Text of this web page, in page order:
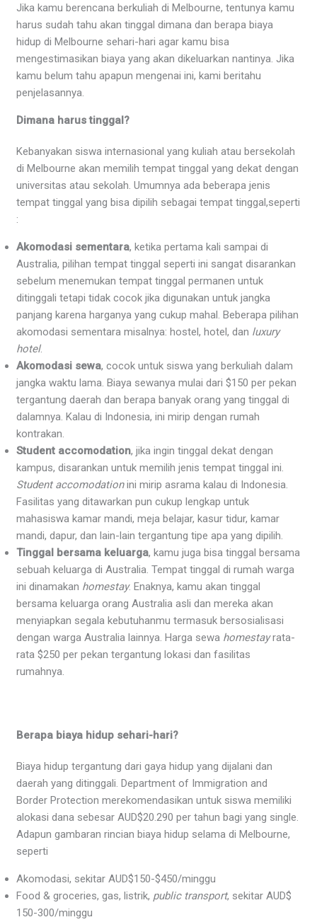
Jika kamu berencana berkuliah di Melbourne, tentunya kamu
harus sudah tahu akan tinggal dimana dan berapa biaya
hidup di Melbourne sehari-hari agar kamu bisa
mengestimasikan biaya yang akan dikeluarkan nantinya. Jika
kamu belum tahu apapun mengenai ini, kami beritahu
penjelasannya.
Dimana harus tinggal?
Kebanyakan siswa internasional yang kuliah atau bersekolah
di Melbourne akan memilih tempat tinggal yang dekat dengan
universitas atau sekolah. Umumnya ada beberapa jenis
tempat tinggal yang bisa dipilih sebagai tempat tinggal,seperti
:
Akomodasi sementara, ketika pertama kali sampai di
Australia, pilihan tempat tinggal seperti ini sangat disarankan
sebelum menemukan tempat tinggal permanen untuk
ditinggali tetapi tidak cocok jika digunakan untuk jangka
panjang karena harganya yang cukup mahal. Beberapa pilihan
akomodasi sementara misalnya: hostel, hotel, dan luxury
hotel.
Akomodasi sewa, cocok untuk siswa yang berkuliah dalam
jangka waktu lama. Biaya sewanya mulai dari $150 per pekan
tergantung daerah dan berapa banyak orang yang tinggal di
dalamnya. Kalau di Indonesia, ini mirip dengan rumah
kontrakan.
Student accomodation, jika ingin tinggal dekat dengan
kampus, disarankan untuk memilih jenis tempat tinggal ini.
Student accomodationini mirip asrama kalau di Indonesia.
Fasilitas yang ditawarkan pun cukup lengkap untuk
mahasiswa kamar mandi, meja belajar, kasur tidur, kamar
mandi, dapur, dan lain-lain tergantung tipe apa yang dipilih.
Tinggal bersama keluarga, kamu juga bisa tinggal bersama
sebuah keluarga di Australia. Tempat tinggal di rumah warga
ini dinamakan homestay. Enaknya, kamu akan tinggal
bersama keluarga orang Australia asli dan mereka akan
menyiapkan segala kebutuhanmu termasuk bersosialisasi
dengan warga Australia lainnya. Harga sewa homestayrata-
rata $250 per pekan tergantung lokasi dan fasilitas
rumahnya.
Berapa biaya hidup sehari-hari?
Biaya hidup tergantung dari gaya hidup yang dijalani dan
daerah yang ditinggali. Department of Immigration and
Border Protection merekomendasikan untuk siswa memiliki
alokasi dana sebesar AUD$20.290 per tahun bagi yang single.
Adapun gambaran rincian biaya hidup selama di Melbourne,
seperti
Akomodasi, sekitar AUD$150-$450/minggu
Food & groceries, gas, listrik, public transport, sekitar AUD$
150-300/minggu